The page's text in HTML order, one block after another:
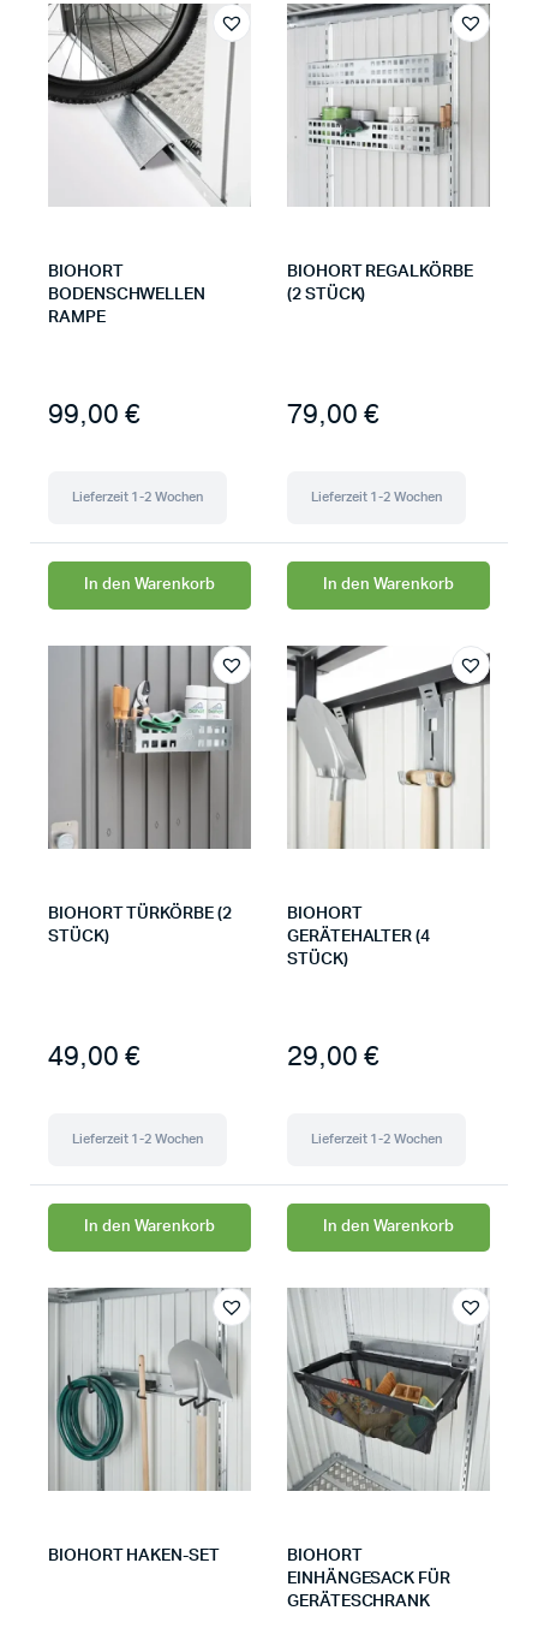
BIOHORT
BODENSCHWELLEN
RAMPE
99,00 €
Lieferzeit 1-2 Wochen
In den Warenkorb
BIOHORT REGALKÖRBE
(2 STÜCK)
79,00 €
Lieferzeit 1-2 Wochen
In den Warenkorb
BIOHORT TÜRKÖRBE (2
STÜCK)
49,00 €
Lieferzeit 1-2 Wochen
In den Warenkorb
BIOHORT
GERÄTEHALTER (4
STÜCK)
29,00 €
Lieferzeit 1-2 Wochen
In den Warenkorb
BIOHORT HAKEN-SET
BIOHORT
EINHÄNGESACK FÜR
GERÄTESCHRANK